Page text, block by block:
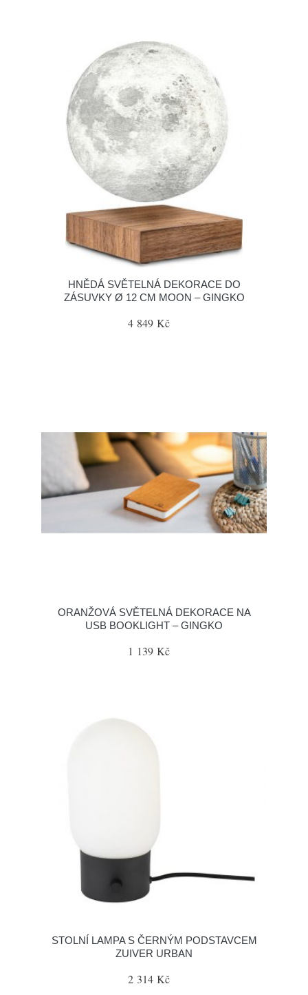
HNĚDÁ SVĚTELNÁ DEKORACE DO
ZÁSUVKY Ø 12 CM MOON – GINGKO
4 849 Kč
ORANŽOVÁ SVĚTELNÁ DEKORACE NA
USB BOOKLIGHT – GINGKO
1 139 Kč
STOLNÍ LAMPA S ČERNÝM PODSTAVCEM
ZUIVER URBAN
2 314 Kč